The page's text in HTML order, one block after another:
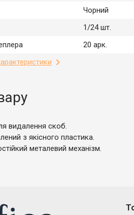
Чорний
1/24 шт.
20 арк.
видалення скоб.
з якісного пластика.
металевий механізм.